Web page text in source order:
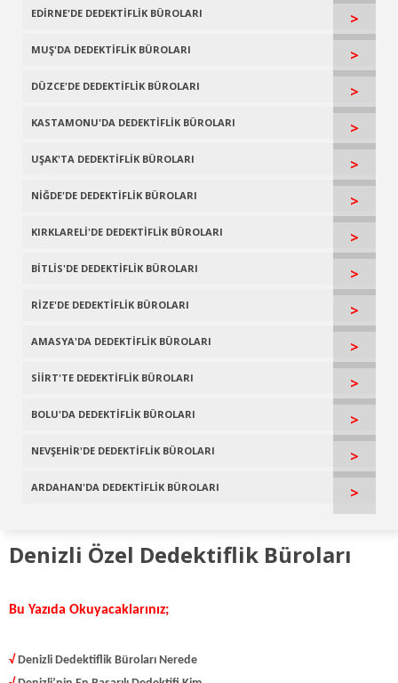
EDİRNE'DE DEDEKTİFLİK BÜROLARI >
MUŞ'DA DEDEKTİFLİK BÜROLARI >
DÜZCE'DE DEDEKTİFLİK BÜROLARI >
KASTAMONU'DA DEDEKTİFLİK BÜROLARI >
UŞAK'TA DEDEKTİFLİK BÜROLARI >
NİĞDE'DE DEDEKTİFLİK BÜROLARI >
KIRKLARELİ'DE DEDEKTİFLİK BÜROLARI >
BİTLİS'DE DEDEKTİFLİK BÜROLARI >
RİZE'DE DEDEKTİFLİK BÜROLARI >
AMASYA'DA DEDEKTİFLİK BÜROLARI >
SİİRT'TE DEDEKTİFLİK BÜROLARI >
BOLU'DA DEDEKTİFLİK BÜROLARI >
NEVŞEHİR'DE DEDEKTİFLİK BÜROLARI >
ARDAHAN'DA DEDEKTİFLİK BÜROLARI >
Denizli Özel Dedektiflik Büroları
Bu Yazıda Okuyacaklarınız;
√ Denizli Dedektiflik Büroları Nerede